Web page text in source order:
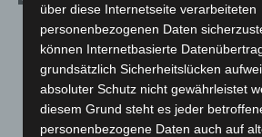
LANGENHAGEN
Klarer Himmel
20.9°C
über diese Internetseite verarbeiteten
personenbezogenen Daten
können Internetbasierte
grundsätzlich Sicherheitslücken
absoluter Schutz nicht gewährleistet
diesem Grund steht es jeder
personenbezogene Daten auch auf